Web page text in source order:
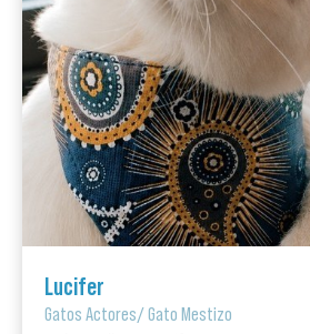
Lucifer
Gatos Actores/Gato Mestizo